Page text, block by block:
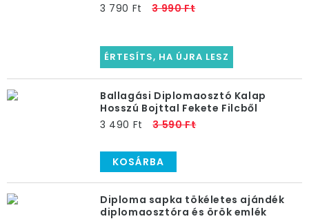
3 790 Ft
3 990 Ft
ÉRTESÍTS, HA ÚJRA LESZ
Ballagási Diplomaosztó Kalap
Hosszú Bojttal Fekete Filcből
3 490 Ft
3 590 Ft
KOSÁRBA
Diploma sapka tökéletes ajándék
diplomaosztóra és örök emlék